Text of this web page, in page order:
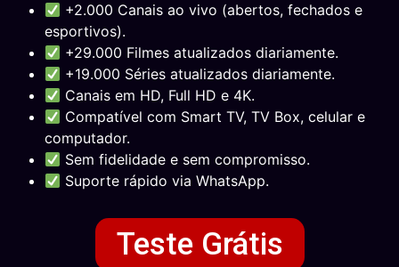
+2.000 Canais ao vivo (abertos, fechados e
esportivos).
+29.000 Filmes atualizados diariamente.
+19.000 Séries atualizados diariamente.
Canais em HD, Full HD e 4K.
Compatível com Smart TV, TV Box, celular e
computador.
Sem fidelidade e sem compromisso.
Suporte rápido via WhatsApp.
Teste Grátis